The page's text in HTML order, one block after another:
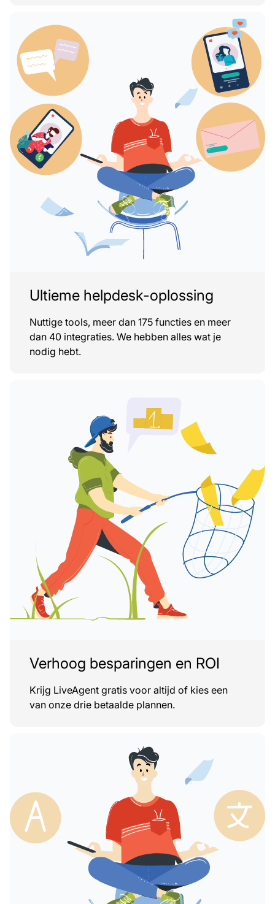
Ultieme helpdesk-oplossing
Nuttige tools, meer dan 175 functies en meer
dan 40 integraties. We hebben alles wat je
nodig hebt.
Verhoog besparingen en ROI
Krijg LiveAgent gratis voor altijd of kies een
van onze drie betaalde plannen.